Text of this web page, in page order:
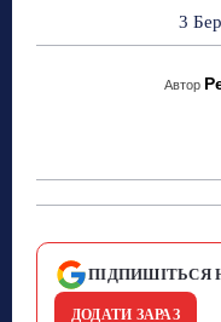
3
Автор
ПІДПИШІТЬСЯ
ДОДАТИ ЗАРАЗ